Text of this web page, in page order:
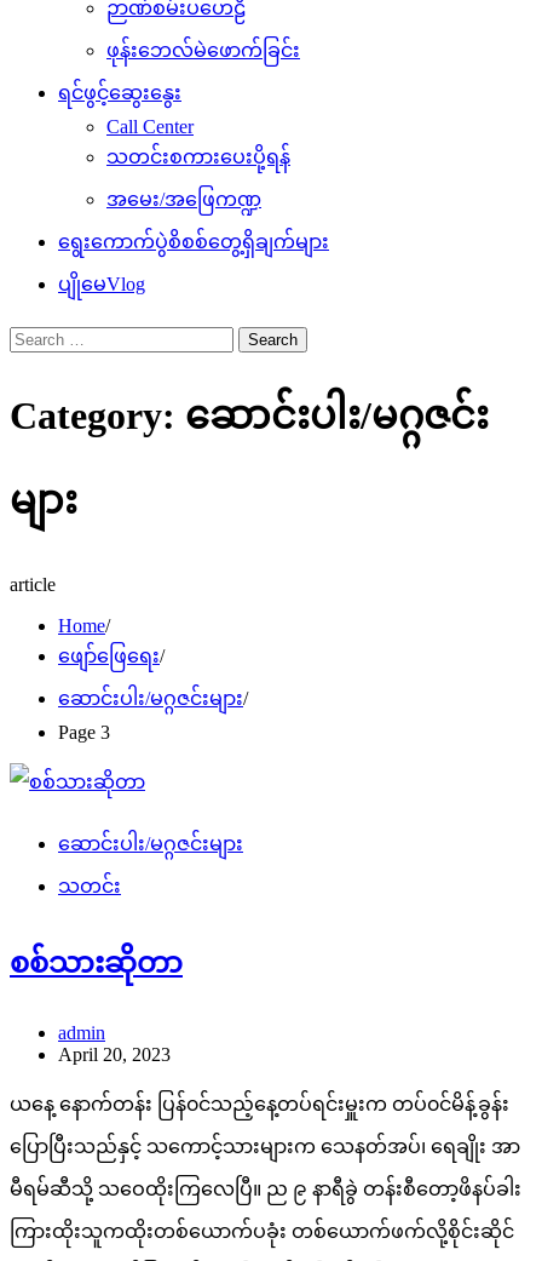
ဉာဏ်စမ်းပဟေဠိ
ဖုန်းဘေလ်မဲဖောက်ခြင်း
ရင်ဖွင့်ဆွေးနွေး
Call Center
သတင်းစကားပေးပို့ရန်
အမေး/အဖြေကဏ္ဍ
ရွေးကောက်ပွဲစိစစ်တွေ့ရှိချက်များ
ပျိုမေVlog
Search
for:
Category: ဆောင်းပါး/မဂ္ဂဇင်း
များ
article
Home
ဖျော်ဖြေရေး
ဆောင်းပါး/မဂ္ဂဇင်းများ
Page 3
ဆောင်းပါး/မဂ္ဂဇင်းများ
သတင်း
စစ်သားဆိုတာ
admin
April 20, 2023
ယနေ့ နောက်တန်း ပြန်၀င်သည့်နေ့တပ်ရင်းမှူးက တပ်၀င်မိန့်ခွန်း
ပြောပြီးသည်နှင့် သကောင့်သားများက သေနတ်အပ်၊ ရေချိုး အာ
မီရမ်ဆီသို့ သဝေထိုးကြလေပြီ။ ည ၉ နာရီခွဲ တန်းစီတော့ဖိနပ်ခါး
ကြားထိုးသူကထိုးတစ်ယောက်ပခုံး တစ်ယောက်ဖက်လို့စိုင်းဆိုင်